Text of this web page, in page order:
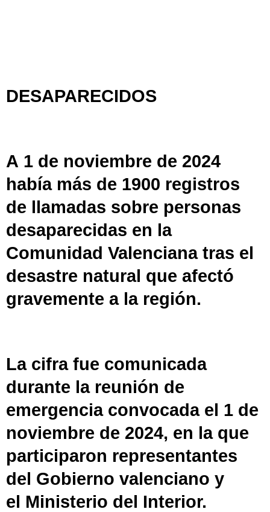
DESAPARECIDOS
A 1 de noviembre de 2024
había más de 1900 registros
de llamadas sobre personas
desaparecidas en la
Comunidad Valenciana tras el
desastre natural que afectó
gravemente a la región.
La cifra fue comunicada
durante la reunión de
emergencia convocada el 1 de
noviembre de 2024, en la que
participaron representantes
del Gobierno valenciano y
el Ministerio del Interior.